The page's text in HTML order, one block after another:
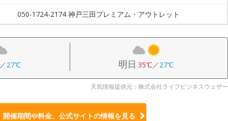
050-1724-2174 神戸三田プレミアム・アウトレット
／27℃ 明日 35℃／27℃
天気情報提供元：株式会社ライフビジネスウェザー
開催期間や料金、公式サイトの情報を見る